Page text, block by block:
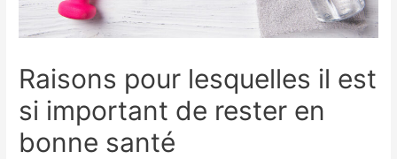
Raisons pour lesquelles il est
si important de rester en
bonne santé